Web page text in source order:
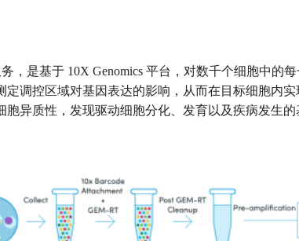
，是基于 10X Genomics 平台，对数千个细胞中的
调控区域对基因表达的影响，从而在目标细胞内
异质性，发现驱动细胞分化、发育以及疾病发生